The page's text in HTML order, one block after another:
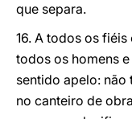
que separa.
16. A todos os
todos os homens
sentido apelo: não
no canteiro de